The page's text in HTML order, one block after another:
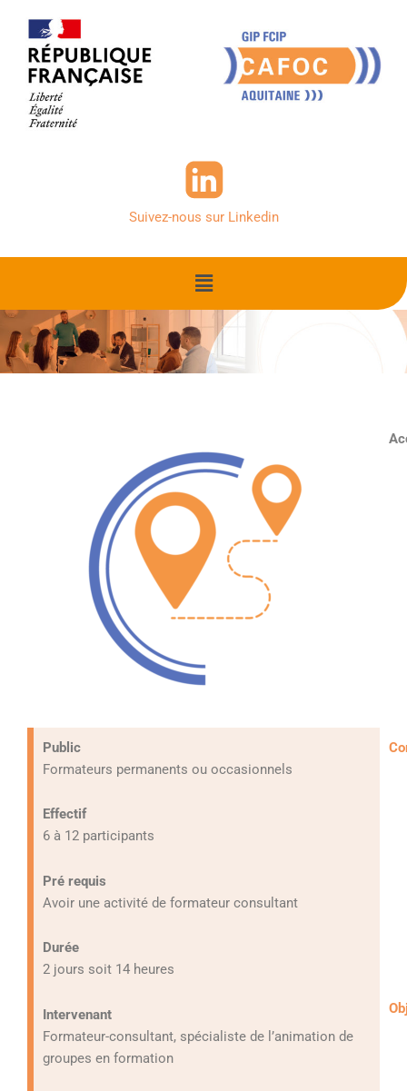
principal
contenu
Suivez-nous sur Linkedin
Menu
Public
Formateurs permanents ou occasionnels
Effectif
6 à 12 participants
Pré requis
Avoir une activité de formateur consultant
Durée
2 jours soit 14 heures
Intervenant
Formateur-consultant, spécialiste de l’animation de
groupes en formation